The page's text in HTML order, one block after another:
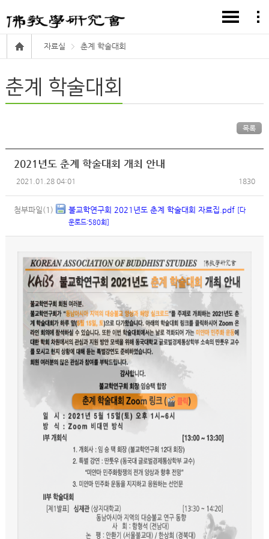
자료실 춘계 학술대회
춘계 학술대회
목록
2021년도 춘계 학술대회 개최 안내
2021.01.28 04:01 1830
첨부파일(1) 불교학연구회 2021년도 춘계 학술대회 자료집.pdf [다
운로드:580회]